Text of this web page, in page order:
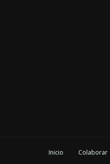
Inicio Colaborar